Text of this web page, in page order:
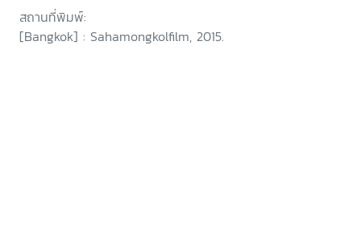
สถานที่พิมพ์:
[Bangkok] : Sahamongkolfilm, 2015.